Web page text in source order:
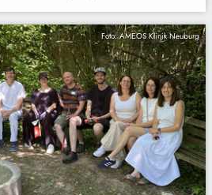
Foto: AMEOS Klinik Neuburg